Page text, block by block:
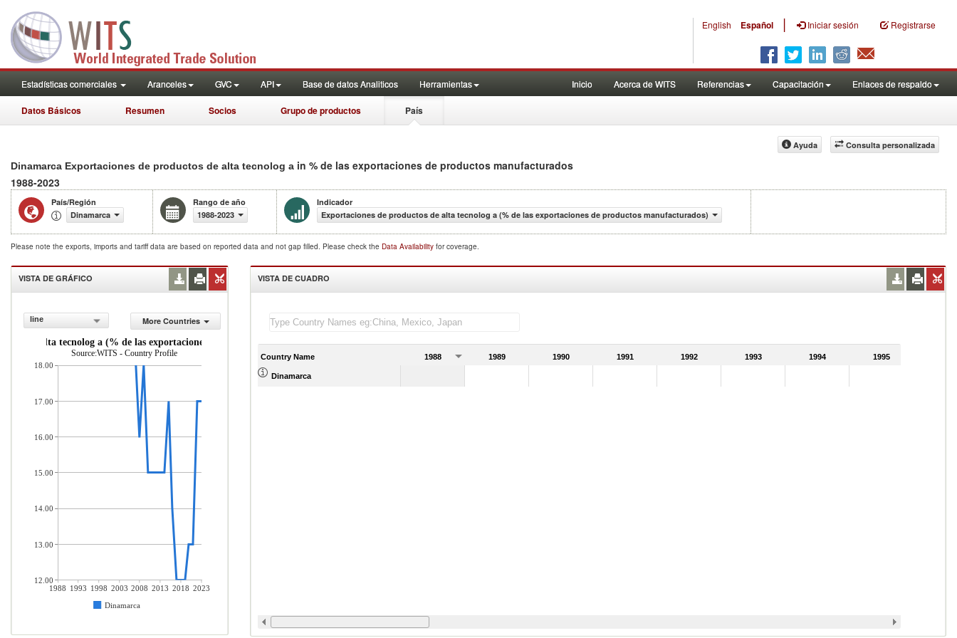
English Español | Iniciar sesión Registrarse
Estadísticas comerciales Aranceles GVC API Base de datos Analiticos Herramientas Inicio Acerca de WITS Referencias Capacitación Enlaces de respaldo
Datos Básicos Resumen Socios Grupo de productos País
Consulta personalizada
Ayuda
Dinamarca Exportaciones de productos de alta tecnolog a in % de las exportaciones de productos manufacturados
1988-2023
País/Región
Dinamarca
Rango de año
1988-2023
Indicador
Exportaciones de productos de alta tecnolog a (% de las exportaciones de productos manufacturados)
Please note the exports, imports and tariff data are based on reported data and not gap filled. Please check the Data Availability for coverage.
VISTA DE GRÁFICO
line
More Countries
de alta tecnolog a (% de las exportaciones de productos manufacturados)
Source:WITS - Country Profile
1988 1993 1998 2003 2008 2013 2018 2023
Dinamarca
18.00
17.00
16.00
15.00
14.00
13.00
12.00
VISTA DE CUADRO
Country Name 1988 1989 1990 1991 1992 1993 1994 1995
Dinamarca